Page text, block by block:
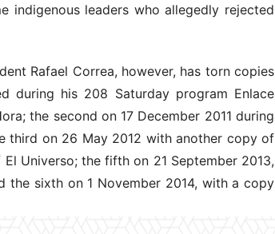
indigenous leaders who allegedly rejected
Rafael Correa, however, has torn copies
during his 208 Saturday program Enlace
the second on 17 December 2011 during
third on 26 May 2012 with another copy of
Universo; the fifth on 21 September 2013,
the sixth on 1 November 2014, with a copy